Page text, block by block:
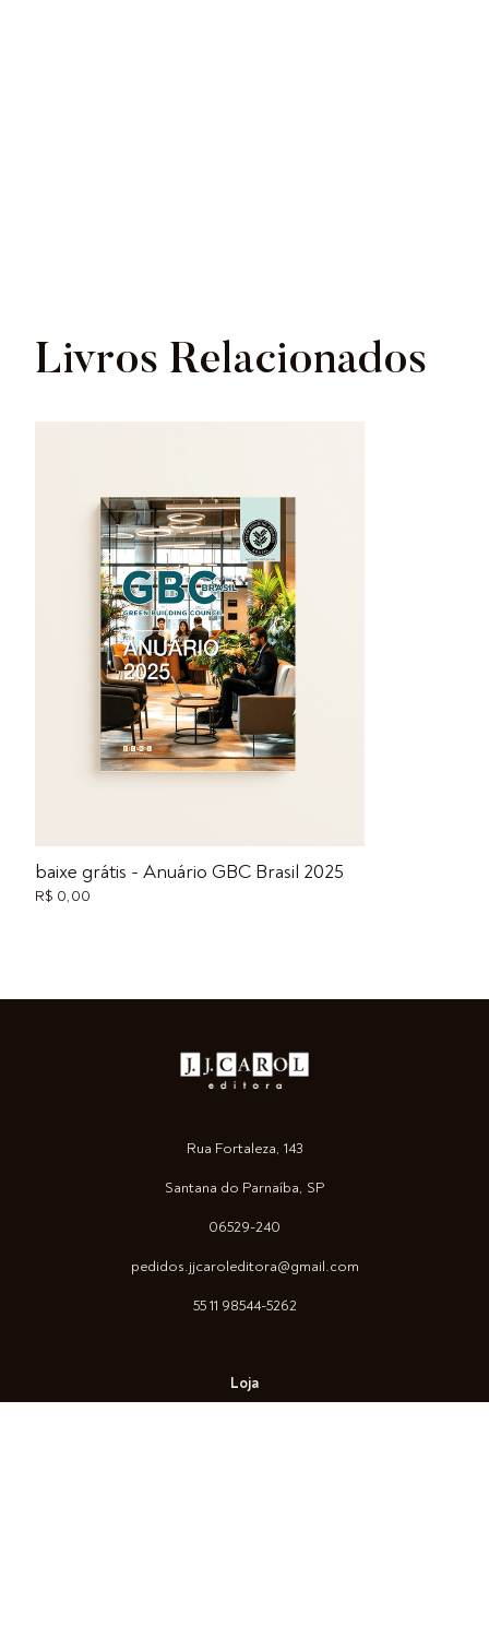
Livros Relacionados
baixe grátis - Anuário GBC Brasil 2025
R$ 0,00
Rua Fortaleza, 143
Santana do Parnaíba, SP
06529-240
pedidos.jjcaroleditora@gmail.com
55 11 98544-5262
Loja